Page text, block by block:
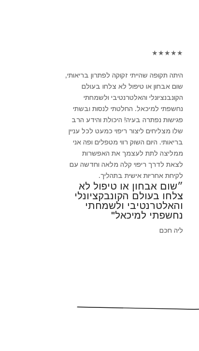
★
★
★
★
★
היתה תקופה שהייתי זקוקה לפתרון בריאותי,
שום אבחון או טיפול לא צלחו בעולם
הקונבנציונלי והאלטרנטיבי ולשמחתי
נחשפתי למיכאל. החלטתי לנסות ובשתי
פגישות נפתרה בעיה! היכולת והידע הרב
שלו מצליחים ליצור ריפוי כמעט לכל עניין
בריאותי. היום השוק רווי מטפלים ופה אני
ממליצה לתת לעצמך את האפשרות
לצאת לדרך ריפוי קלה מלאה וחדשה עם
לקיחת אחריות אישית בתהליך.
״שום אבחון או טיפול לא
צלחו בעולם הקונבקציונלי
והאלטרנטיבי ולשמחתי
נחשפתי למיכאל"
ליה חכם